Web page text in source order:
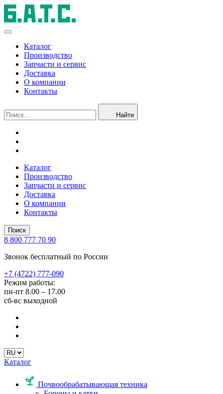
Каталог
Производство
Запчасти и сервис
Доставка
О компании
Контакты
Найти
Каталог
Производство
Запчасти и сервис
Доставка
О компании
Контакты
Поиск
8 800 777 70 90
Звонок бесплатный по России
+7 (4722) 777-090
Режим работы:
пн-пт 8.00 – 17.00
сб-вс выходной
Каталог
Почвообрабатывающая техника